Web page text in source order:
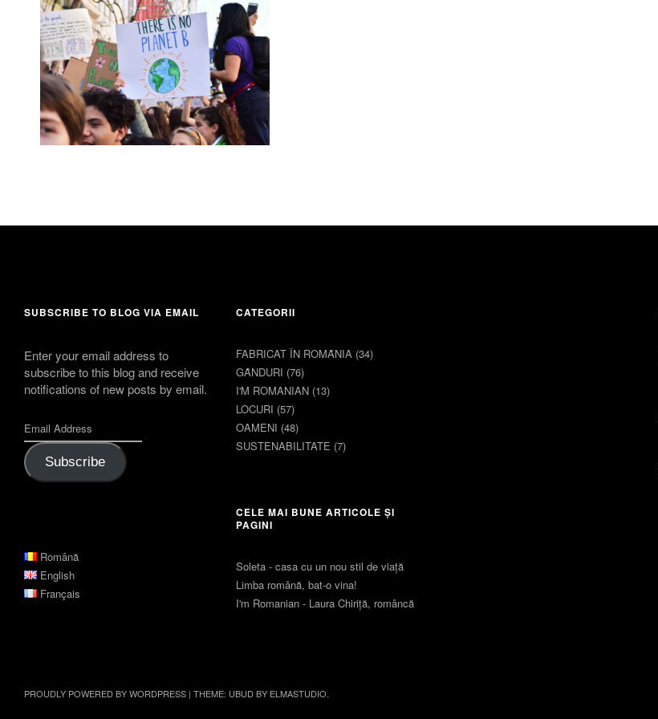
30 aprilie 2024 Leave a comment
SUBSCRIBE TO BLOG VIA EMAIL
Enter your email address to
subscribe to this blog and receive
notifications of new posts by email.
Subscribe
Română
English
Français
CATEGORII
FABRICAT ÎN ROMȂNIA(34)
GȂNDURI (76)
I'M ROMANIAN(13)
LOCURI (57)
OAMENI (48)
SUSTENABILITATE (7)
CELE MAI BUNE ARTICOLE ȘI
PAGINI
Soleta - casa cu un nou stil de viaţă
Limba română, bat-o vina!
I'm Romanian - Laura Chiriță, româncă
PROUDLY POWERED BY WORDPRESS | THEME: UBUD BY ELMASTUDIO